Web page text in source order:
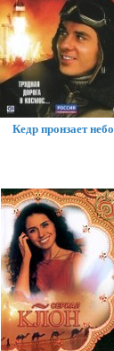
Кедр пронзает небо